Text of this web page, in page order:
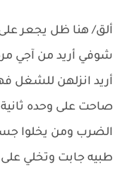
ألق/ هنا ظل يجعر
شوفي أريد من آجي
أريد انزلهن للشغل
صاحت على وحده ثانية
الضرب ومن يخلوا
طبيه جابت وتخلي